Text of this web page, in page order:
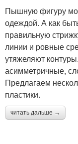
Пышную фигуру
одеждой. А как
правильную
линии и ровные
утяжеляют
асимметричные,
Предлагаем
пластики.
читать дальше →